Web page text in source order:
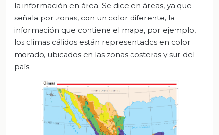
la información en área. Se dice en áreas, ya que
señala por zonas, con un color diferente, la
información que contiene el mapa, por ejemplo,
los climas cálidos están representados en color
morado, ubicados en las zonas costeras y sur del
país.